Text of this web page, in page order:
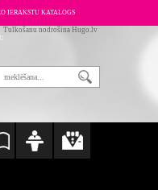
IERAKSTU KATALOGS
Tulkošanu nodrošina Hugo.lv